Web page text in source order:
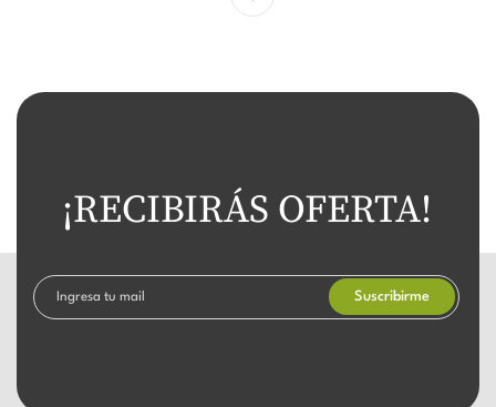
¡RECIBIRÁS OFERTA!